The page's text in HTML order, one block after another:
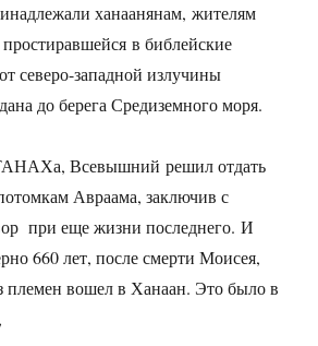
ханаанянам, жителям
в библейские
северо-западной излучины
до берега Средиземного моря.
Всевышний решил отдать
Авраама, заключив с
при еще жизни последнего. И
660 лет, после смерти Моисея,
племен вошел в Ханаан. Это было в